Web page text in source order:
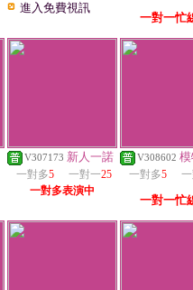
進入免費視訊
一對一忙
V307173 新人一諾
一對多5 一對一25
一對多表演中
V308602
一對多5
一對一忙